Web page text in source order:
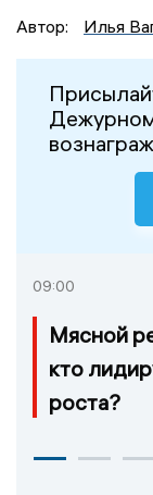
Автор:
Илья
09:00
Мясной
кто
роста?